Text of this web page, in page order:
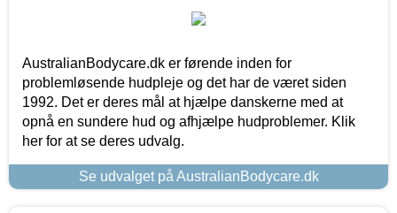
AustralianBodycare.dk er førende inden for
problemløsende hudpleje og det har de været siden
1992. Det er deres mål at hjælpe danskerne med at
opnå en sundere hud og afhjælpe hudproblemer. Klik
her for at se deres udvalg.
Se udvalget på AustralianBodycare.dk